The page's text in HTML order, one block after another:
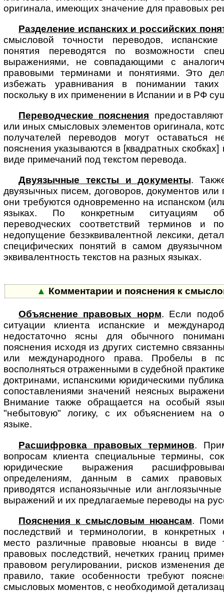
оригинала, имеющих значение для правовых
Разделение испанских и российских
смысловой точности переводов,
понятия переводятся по возможности
выражениями, не совпадающими с
правовыми терминами и понятиями. Это
избежать уравнивания в понимании
поскольку в их применении в Испании и в РФ
Переводческие пояснения
или иных смысловых элементов оригинала,
получателей переводов могут оставаться
пояснения указываются в [квадратных
виде примечаний под текстом перевода.
Двуязычные тексты и документы.
двуязычных писем, договоров, до­ку­мен­тов или
они требуются одновременно на испанском
языках. По конкретным ситуациям
переводческих соответствий терминов и
недопущение безэквивалентной лексики,
специфических понятий в самом
эквивалентность текстов на разных языках.
▲ Комментарии и пояснения к
Объяснение правовых норм. Если
ситуации клиента испанские и
недостаточно ясны для обычного
пояснения исходя из других системно
или международного права. Пробелы в
восполняться отраженными в судебной
доктринами, испанскими юридическими
сопоставлениями значений неясных
Внимание также обращается на особый
"небытовую" логику, с их объяснением на
языке.
Расшифровка правовых терминов.
вопросам клиента специальные тер­ми­ны,
юридические выражения
определениям, данным в самих
приводятся испаноязычные или
выражений и их предлагаемые переводы на
Пояснения к смысловым нюансам.
последствий и терминологии, в конкретных
место различные правовые нюансы в виде
правовых последствий, нечетких границ
правовом регулировании, рисков изменения
правило, такие особенности требуют
смысловых моментов, с необходимой